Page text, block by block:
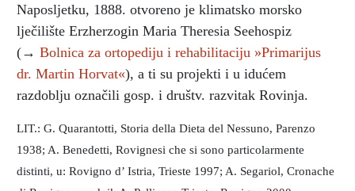
Naposljetku, 1888. otvoreno je klimatsko morsko
lječilište Erzherzogin Maria Theresia Seehospiz
(→ Bolnica za ortopediju i rehabilitaciju »Primarijus
dr. Martin Horvat«), a ti su projekti i u idućem
razdoblju označili gosp. i društv. razvitak Rovinja.
LIT.: G. Quarantotti, Storia della Dieta del Nessuno, Parenzo
1938; A. Benedetti, Rovignesi che si sono particolarmente
distinti, u: Rovigno d’ Istria, Trieste 1997; A. Segariol, Cronache